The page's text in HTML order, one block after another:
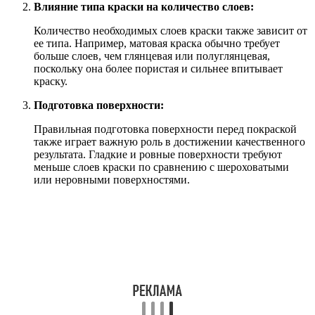
Влияние типа краски на количество слоев:
Количество необходимых слоев краски также зависит от
ее типа. Например, матовая краска обычно требует
больше слоев, чем глянцевая или полуглянцевая,
поскольку она более пористая и сильнее впитывает
краску.
Подготовка поверхности:
Правильная подготовка поверхности перед покраской
также играет важную роль в достижении качественного
результата. Гладкие и ровные поверхности требуют
меньше слоев краски по сравнению с шероховатыми
или неровными поверхностями.